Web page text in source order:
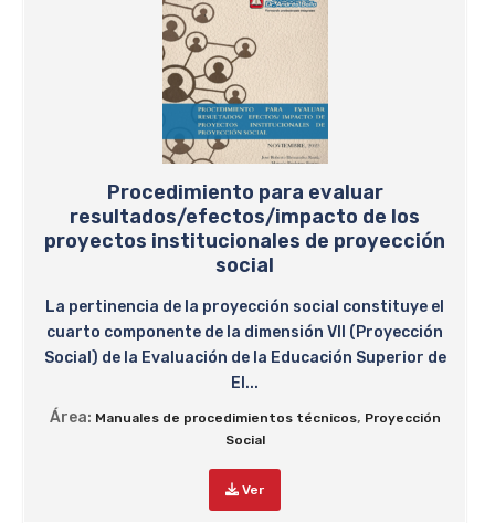
Procedimiento para evaluar
resultados/efectos/impacto de los
proyectos institucionales de proyección
social
La pertinencia de la proyección social constituye el
cuarto componente de la dimensión VII (Proyección
Social) de la Evaluación de la Educación Superior de
El...
Área: Manuales de procedimientos técnicos, Proyección
Social
Ver